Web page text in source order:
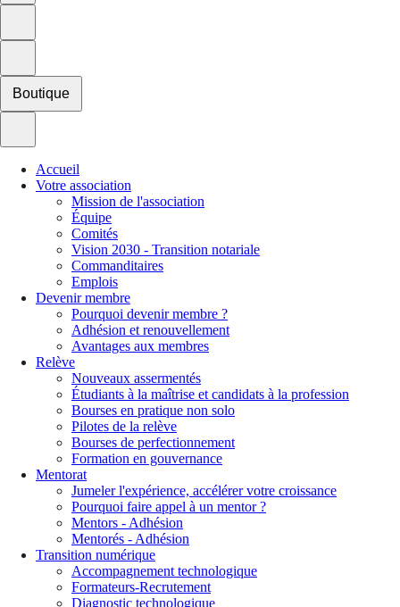
Boutique
Accueil
Votre association
Mission de l'association
Équipe
Comités
Vision 2030 - Transition notariale
Commanditaires
Emplois
Devenir membre
Pourquoi devenir membre ?
Adhésion et renouvellement
Avantages aux membres
Relève
Nouveaux assermentés
Étudiants à la maîtrise et candidats à la profession
Bourses en pratique non solo
Pilotes de la relève
Bourses de perfectionnement
Formation en gouvernance
Mentorat
Jumeler l'expérience, accélérer votre croissance
Pourquoi faire appel à un mentor ?
Mentors - Adhésion
Mentorés - Adhésion
Transition numérique
Accompagnement technologique
Formateurs-Recrutement
Diagnostic technologique